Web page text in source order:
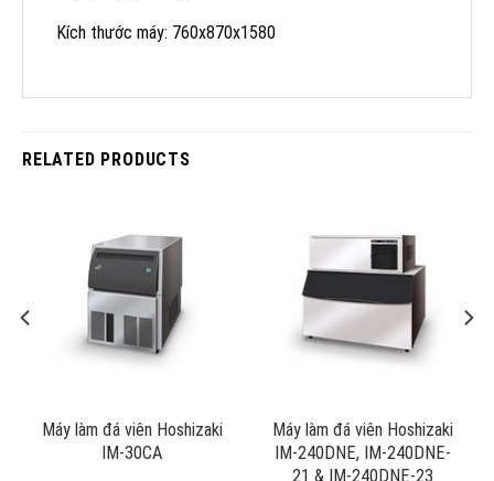
Kích thước máy: 760x870x1580
RELATED PRODUCTS
Máy làm đá viên Hoshizaki
IM-30CA
Máy làm đá viên Hoshizaki
IM-240DNE, IM-240DNE-
21 & IM-240DNE-23